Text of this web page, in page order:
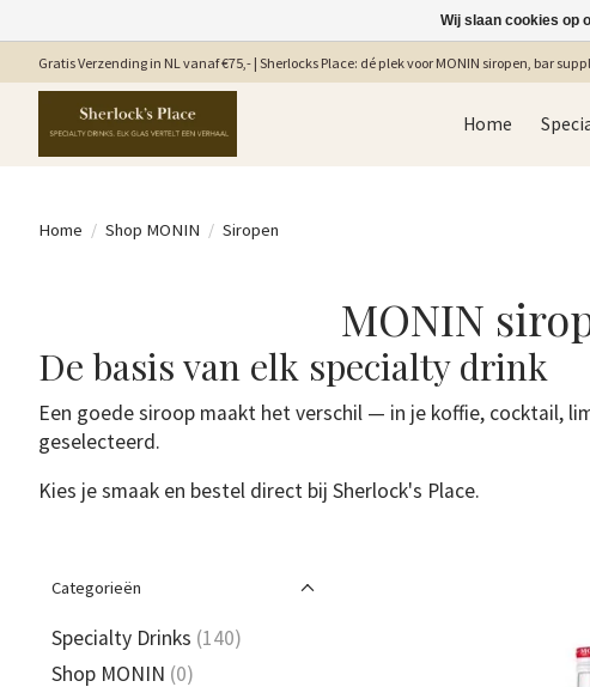
Gratis Verzending in NL vanaf €75,- | Sherlocks Place: dé plek voor MONIN siropen, bar
Home
Home / Shop MONIN / Siropen
MONIN
De basis van elk specialty drink
Een goede siroop maakt het verschil — in je koffie, cocktail,
geselecteerd.
Kies je smaak en bestel direct bij Sherlock's Place.
Categorieën
Specialty Drinks (140)
Shop MONIN (0)
Wij slaan cookies op